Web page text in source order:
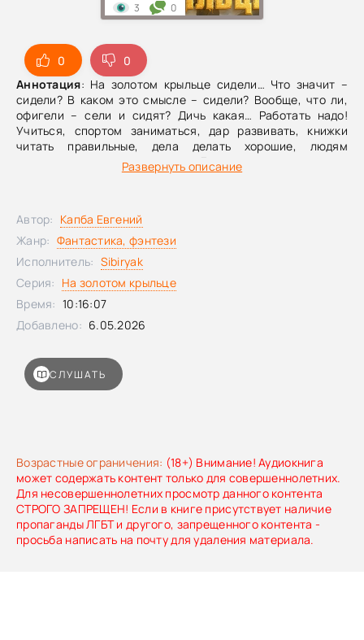
0
0
Аннотация: На золотом крыльце сидели… Что значит –
сидели? В каком это смысле – сидели? Вообще, что ли,
офигели – сели и сидят? Дичь какая… Работать надо!
Учиться, спортом заниматься, дар развивать, книжки
читать правильные, дела делать хорошие, людям
помогать и нелюдям – тоже. Даже если всякие цари,
короли и иже с ними имеют по твою душу совсем другие
колледже. Летние каникулы – это не про пляж, отдых и
поездку на деревню к дедушке… Это про продолжение
учебы с перерывами на работу )
Развернуть описание
Возрастные ограничения: (18+) Внимание! Аудиокнига
может содержать контент только для совершеннолетних.
Для несовершеннолетних просмотр данного контента
СТРОГО ЗАПРЕЩЕН! Если в книге присутствует наличие
пропаганды ЛГБТ и другого, запрещенного контента -
просьба написать на почту для удаления материала.
3 0
СЛУШАТЬ
Автор: Капба Евгений
Жанр: Фантастика, фэнтези
Исполнитель: Sibiryak
Серия: На золотом крыльце
Время: 10:16:07
Добавлено: 6.05.2026